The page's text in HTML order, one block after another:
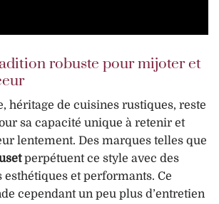
robuste pour mijoter et
héritage de cuisines rustiques, reste
sa capacité unique à retenir et
lentement. Des marques telles que
perpétuent ce style avec des
esthétiques et performants. Ce
cependant un peu plus d’entretien